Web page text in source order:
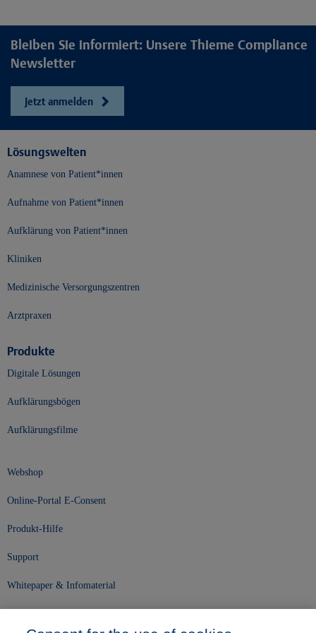
Bleiben Sie informiert: Unsere Thieme Compliance
Newsletter
Jetzt anmelden
Lösungswelten
Anamnese von Patient*innen
Aufnahme von Patient*innen
Aufklärung von Patient*innen
Kliniken
Medizinische Versorgungszentren
Arztpraxen
Produkte
Digitale Lösungen
Aufklärungsbögen
Aufklärungsfilme
Webshop
Online-Portal E-Consent
Produkt-Hilfe
Support
Whitepaper & Infomaterial